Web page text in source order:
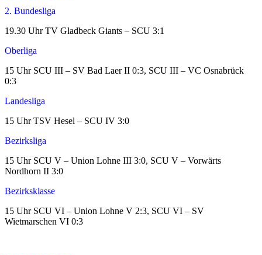
2. Bundesliga
19.30 Uhr TV Gladbeck Giants – SCU 3:1
Oberliga
15 Uhr SCU III – SV Bad Laer II 0:3, SCU III – VC Osnabrück
0:3
Landesliga
15 Uhr TSV Hesel – SCU IV 3:0
Bezirksliga
15 Uhr SCU V – Union Lohne III 3:0, SCU V – Vorwärts
Nordhorn II 3:0
Bezirksklasse
15 Uhr SCU VI – Union Lohne V 2:3, SCU VI – SV
Wietmarschen VI 0:3